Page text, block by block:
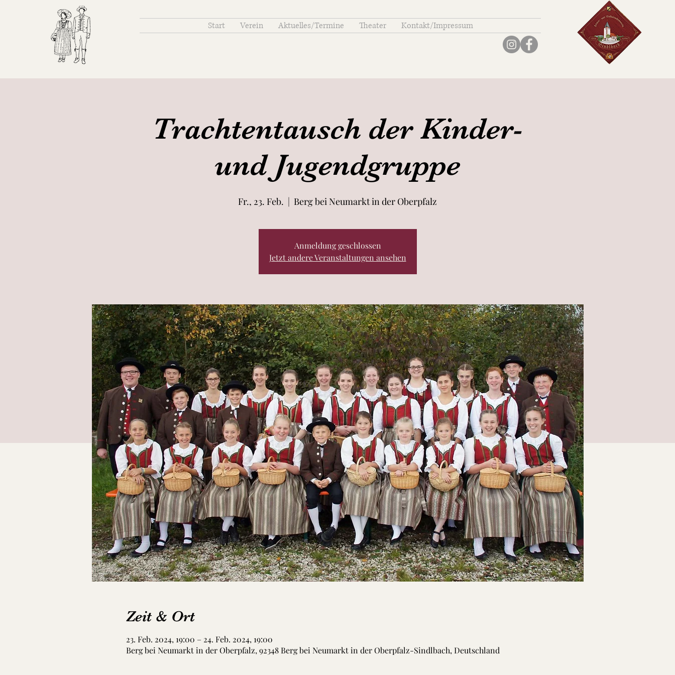
Start Verein Aktuelles/Termine Theater Kontakt/Impressum
Trachtentausch der Kinder-
und Jugendgruppe
Fr., 23. Feb.
  |
Berg bei Neumarkt in der Oberpfalz
Anmeldung geschlossen
Jetzt andere Veranstaltungen ansehen
Zeit & Ort
23. Feb. 2024, 19:00 – 24. Feb. 2024, 19:00
Berg bei Neumarkt in der Oberpfalz, 92348 Berg bei Neumarkt in der Oberpfalz-Sindlbach, Deutschland